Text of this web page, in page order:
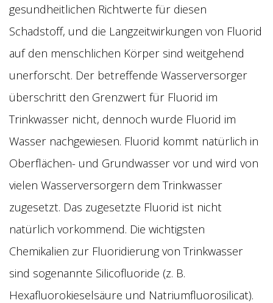
gesundheitlichen Richtwerte für diesen
Schadstoff, und die Langzeitwirkungen von Fluorid
auf den menschlichen Körper sind weitgehend
unerforscht. Der betreffende Wasserversorger
überschritt den Grenzwert für Fluorid im
Trinkwasser nicht, dennoch wurde Fluorid im
Wasser nachgewiesen. Fluorid kommt natürlich in
Oberflächen- und Grundwasser vor und wird von
vielen Wasserversorgern dem Trinkwasser
zugesetzt. Das zugesetzte Fluorid ist nicht
natürlich vorkommend. Die wichtigsten
Chemikalien zur Fluoridierung von Trinkwasser
sind sogenannte Silicofluoride (z. B.
Hexafluorokieselsäure und Natriumfluorosilicat).